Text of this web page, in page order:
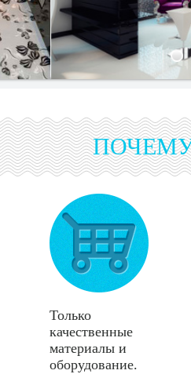
Только
качественные
материалы и
оборудование.